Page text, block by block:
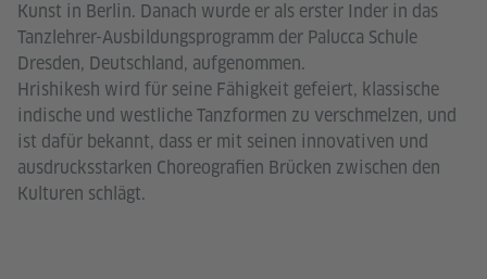
Kunst in Berlin. Danach wurde er als erster Inder in das
Tanzlehrer-Ausbildungsprogramm der Palucca Schule
Dresden, Deutschland, aufgenommen.
Hrishikesh wird für seine Fähigkeit gefeiert, klassische
indische und westliche Tanzformen zu verschmelzen, und
ist dafür bekannt, dass er mit seinen innovativen und
ausdrucksstarken Choreografien Brücken zwischen den
Kulturen schlägt.